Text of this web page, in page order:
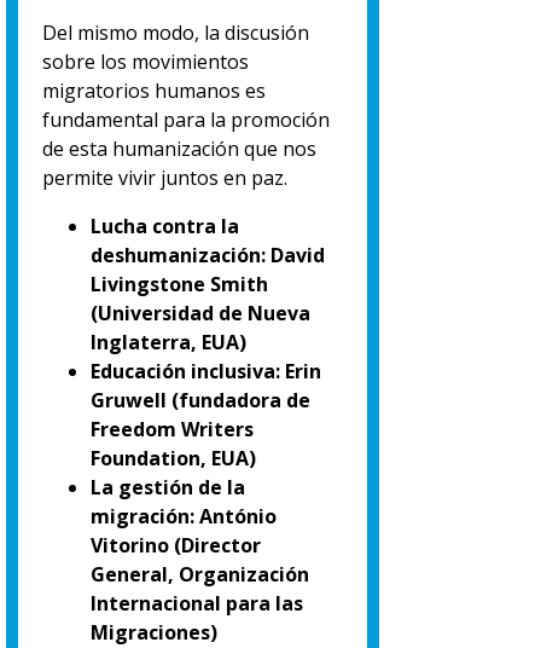
Del mismo modo, la discusión
sobre los movimientos
migratorios humanos es
fundamental para la promoción
de esta humanización que nos
permite vivir juntos en paz.
Lucha contra la
deshumanización: David
Livingstone Smith
(Universidad de Nueva
Inglaterra, EUA)
Educación inclusiva: Erin
Gruwell (fundadora de
Freedom Writers
Foundation, EUA)
La gestión de la
migración: António
Vitorino (Director
General, Organización
Internacional para las
Migraciones)